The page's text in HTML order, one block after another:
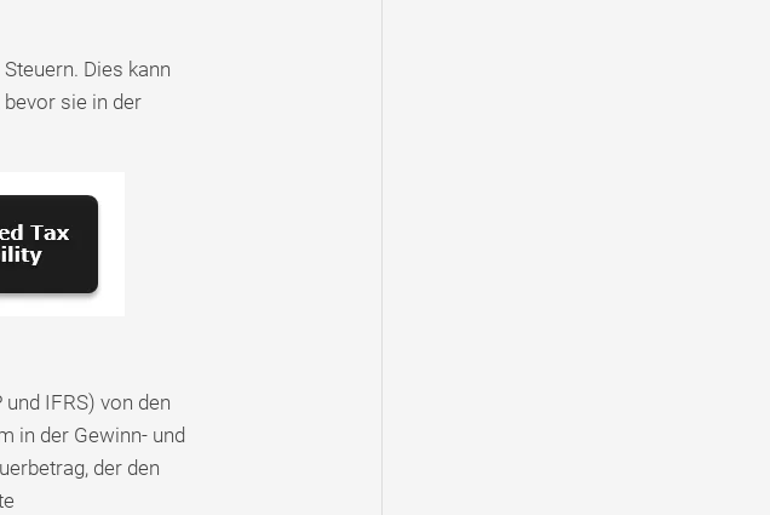
Dies kann
sie in der
IFRS) von den
in der Gewinn- und
der den